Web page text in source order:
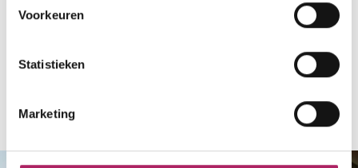
Voorkeuren
Statistieken
Marketing
Terug naar overzicht